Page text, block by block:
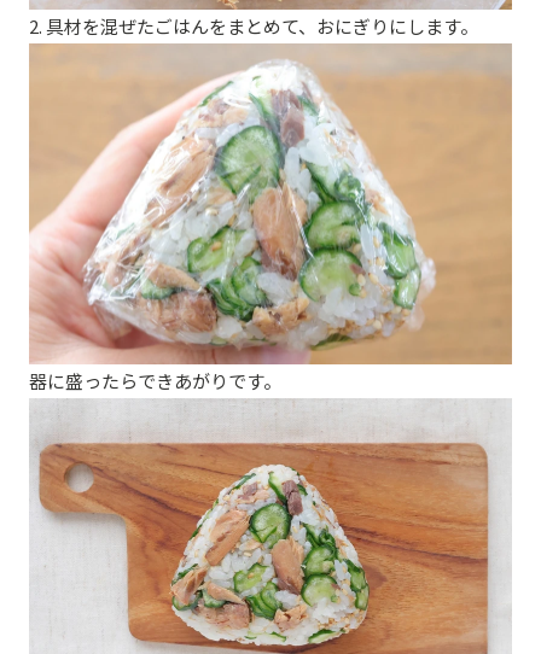
2. 具材を混ぜたごはんをまとめて、おにぎりにします。
器に盛ったらできあがりです。